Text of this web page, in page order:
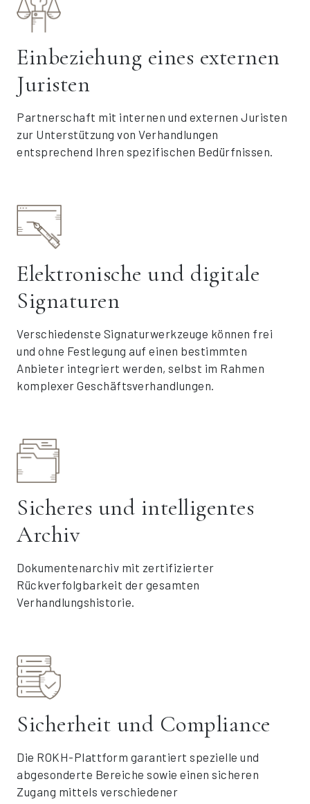
Einbeziehung eines externen
Juristen
Partnerschaft mit internen und externen Juristen
zur Unterstützung von Verhandlungen
entsprechend Ihren spezifischen Bedürfnissen.
Elektronische und digitale
Signaturen
Verschiedenste Signaturwerkzeuge können frei
und ohne Festlegung auf einen bestimmten
Anbieter integriert werden, selbst im Rahmen
komplexer Geschäftsverhandlungen.
Sicheres und intelligentes
Archiv
Dokumentenarchiv mit zertifizierter
Rückverfolgbarkeit der gesamten
Verhandlungshistorie.
Sicherheit und Compliance
Die ROKH-Plattform garantiert spezielle und
abgesonderte Bereiche sowie einen sicheren
Zugang mittels verschiedener